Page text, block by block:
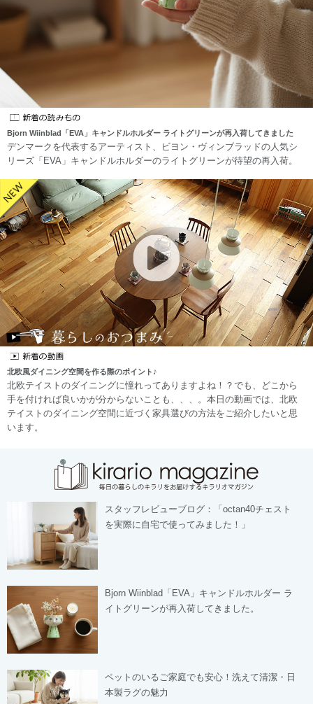
Bjorn Wiinblad「EVA」キャンドルホルダー ライトグリーンが再入荷してきました
デンマークを代表するアーティスト、ビヨン・ヴィンブラッドの人気シ
リーズ「EVA」キャンドルホルダーのライトグリーンが待望の再入荷。
北欧風ダイニング空間を作る際のポイント♪
北欧テイストのダイニングに憧れってありますよね！？でも、どこから
手を付ければ良いかが分からないことも、、、。本日の動画では、北欧
テイストのダイニング空間に近づく家具選びの方法をご紹介したいと思
います。
スタッフレビューブログ：「octan40チェスト
を実際に自宅で使ってみました！」
Bjorn Wiinblad「EVA」キャンドルホルダー ラ
イトグリーンが再入荷してきました。
ペットのいるご家庭でも安心！洗えて清潔・日
本製ラグの魅力